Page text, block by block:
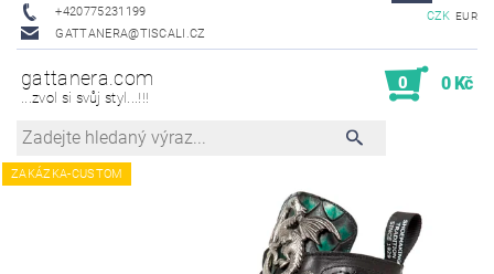
+420775231199
GATTANERA@TISCALI.CZ
CZK EUR
gattanera.com
...zvol si svůj styl...!!!
0 0 Kč
ZAKÁZKA-CUSTOM